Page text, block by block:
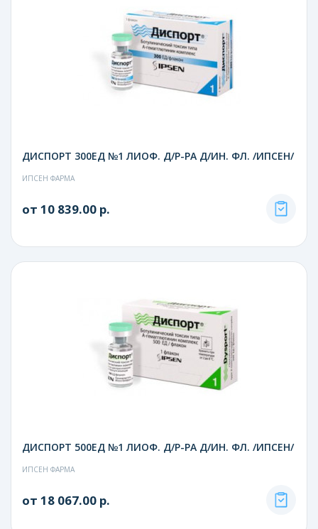
ДИСПОРТ 300ЕД №1 ЛИОФ. Д/Р-РА Д/ИН. ФЛ. /ИПСЕН/
ИПСЕН ФАРМА
от 10 839.00 р.
ДИСПОРТ 500ЕД №1 ЛИОФ. Д/Р-РА Д/ИН. ФЛ. /ИПСЕН/
ИПСЕН ФАРМА
от 18 067.00 р.